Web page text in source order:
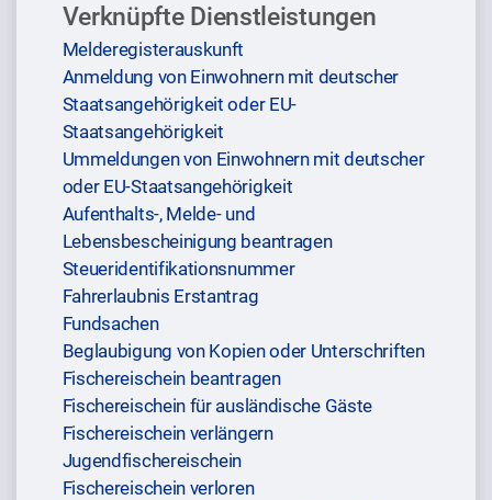
Verknüpfte Dienstleistungen
Melderegisterauskunft
Anmeldung von Einwohnern mit deutscher
Staatsangehörigkeit oder EU-
Staatsangehörigkeit
Ummeldungen von Einwohnern mit deutscher
oder EU-Staatsangehörigkeit
Aufenthalts-, Melde- und
Lebensbescheinigung beantragen
Steueridentifikationsnummer
Fahrerlaubnis Erstantrag
Fundsachen
Beglaubigung von Kopien oder Unterschriften
Fischereischein beantragen
Fischereischein für ausländische Gäste
Fischereischein verlängern
Jugendfischereischein
Fischereischein verloren